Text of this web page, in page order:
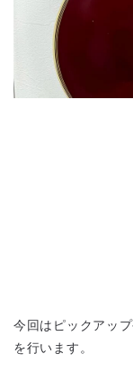
今回はピックアッ
を行います。